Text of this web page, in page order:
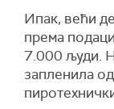
Ипак, већи
према
7.000 људи.
запленила